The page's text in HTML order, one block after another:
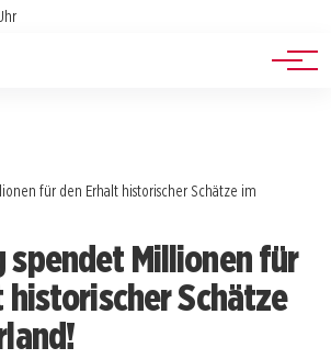
für den Erhalt historischer Schätze im
spendet Millionen für
historischer Schätze